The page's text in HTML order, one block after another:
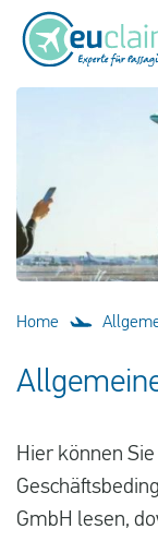
Deutsch
Flugverspätung
Flugannullierung
Home
Hier können
GmbH lesen,